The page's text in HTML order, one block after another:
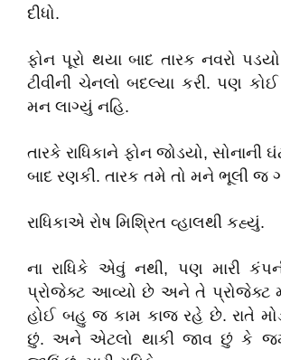
દીધો.
ફોન પૂરો થયા બાદ તારક નવરો
ટીવીની ચેનલો બદલ્યા કરી. પણ
મન લાગ્યું નહિ.
તારકે રાધિકાને ફોન જોડયો, સોનાની
બાદ રણકી. તારક તમે તો મને ભૂલી જ
રાધિકાએ રોષ મિશ્રિત વ્હાલથી કહ્યું.
ના રાધિકે એવું નથી, પણ મારી
પ્રોજેક્ટ આવ્યો છે અને તે પ્રોજેક્ટ
હોઈ બહુ જ કામ કાજ રહે છે. રાતે
છું. અને એટલો થાકી જાવ છું કે